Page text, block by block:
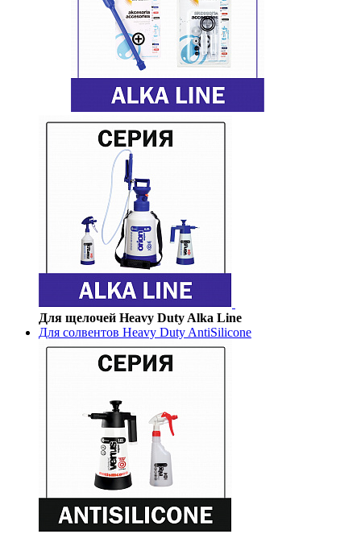
Для щелочей Heavy Duty Alka Line
Для солвентов Heavy Duty AntiSilicone